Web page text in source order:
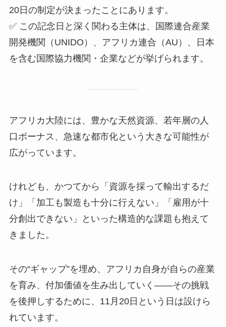
20日の制定が決まったことにあります。
✅ この記念日と深く関わる主体は、国際連合産業
開発機関（UNIDO）、アフリカ連合（AU）、日本
を含む国際協力機関・企業などが挙げられます。
アフリカ大陸には、豊かな天然資源、若年層の人
口ボーナス、急速な都市化という大きな可能性が
広がっています。
けれども、かつてから「資源を採って輸出するだ
け」「加工も製造も十分に行えない」「雇用が十
分創出できない」といった構造的な課題も抱えて
きました。
その“ギャップ”を埋め、アフリカ自身が自らの産業
を育み、付加価値を生み出していく――その挑戦
を後押しするために、11月20日という日は設けら
れています。